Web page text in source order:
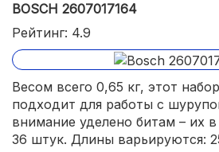
BOSCH 2607017164
Рейтинг: 4.9
Весом всего 0,65 кг, этот
подходит для работы с
внимание уделено битам – их
36 штук. Длины варьируются: